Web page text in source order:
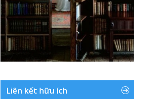
Liên kết hữu ích